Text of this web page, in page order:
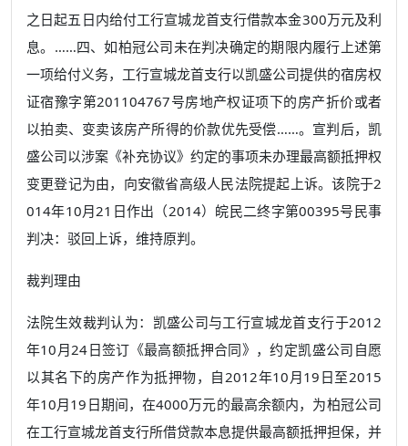
之日起五日内给付工行宣城龙首支行借款本金300万元及利
息。……四、如柏冠公司未在判决确定的期限内履行上述第
一项给付义务，工行宣城龙首支行以凯盛公司提供的宿房权
证宿豫字第201104767号房地产权证项下的房产折价或者
以拍卖、变卖该房产所得的价款优先受偿……。宣判后，凯
盛公司以涉案《补充协议》约定的事项未办理最高额抵押权
变更登记为由，向安徽省高级人民法院提起上诉。该院于2
014年10月21日作出（2014）皖民二终字第00395号民事
判决：驳回上诉，维持原判。
裁判理由
法院生效裁判认为：凯盛公司与工行宣城龙首支行于2012
年10月24日签订《最高额抵押合同》，约定凯盛公司自愿
以其名下的房产作为抵押物，自2012年10月19日至2015
年10月19日期间，在4000万元的最高余额内，为柏冠公司
在工行宣城龙首支行所借贷款本息提供最高额抵押担保，并